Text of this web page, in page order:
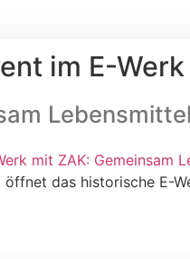
im E-
das historische E-